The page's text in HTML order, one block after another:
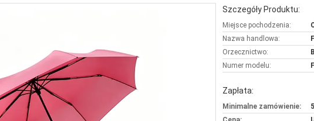
Szczegóły Produktu:
Miejsce pochodzenia:
Nazwa handlowa:
Orzecznictwo:
Numer modelu:
Zapłata:
Minimalne zamówienie: